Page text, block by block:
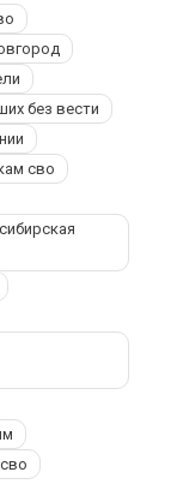
без вести
сво